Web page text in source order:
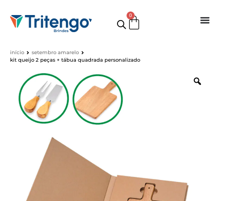
0
início
setembro amarelo
kit queijo 2 peças + tábua quadrada personalizado